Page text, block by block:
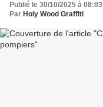
Publié le 30/10/2025 à 08:03
Par Holy Wood Graffiti